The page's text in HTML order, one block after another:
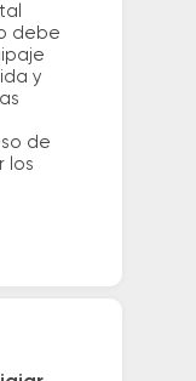
debe
y
de
los